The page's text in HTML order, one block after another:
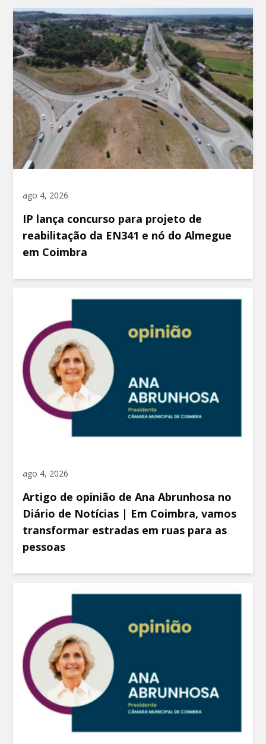
ago 4, 2026
IP lança concurso para projeto de
reabilitação da EN341 e nó do Almegue
em Coimbra
ago 4, 2026
Artigo de opinião de Ana Abrunhosa no
Diário de Notícias | Em Coimbra, vamos
transformar estradas em ruas para as
pessoas